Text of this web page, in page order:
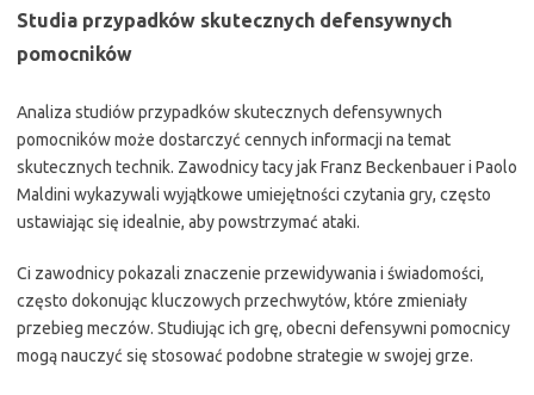
Studia przypadków skutecznych defensywnych
pomocników
Analiza studiów przypadków skutecznych defensywnych
pomocników może dostarczyć cennych informacji na temat
skutecznych technik. Zawodnicy tacy jak Franz Beckenbauer i Paolo
Maldini wykazywali wyjątkowe umiejętności czytania gry, często
ustawiając się idealnie, aby powstrzymać ataki.
Ci zawodnicy pokazali znaczenie przewidywania i świadomości,
często dokonując kluczowych przechwytów, które zmieniały
przebieg meczów. Studiując ich grę, obecni defensywni pomocnicy
mogą nauczyć się stosować podobne strategie w swojej grze.